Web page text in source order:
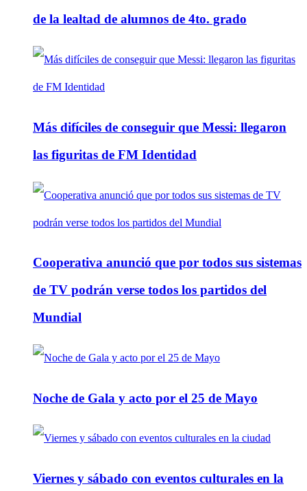
de la lealtad de alumnos de 4to. grado
Más difíciles de conseguir que Messi: llegaron
las figuritas de FM Identidad
Cooperativa anunció que por todos sus sistemas
de TV podrán verse todos los partidos del
Mundial
Noche de Gala y acto por el 25 de Mayo
Viernes y sábado con eventos culturales en la